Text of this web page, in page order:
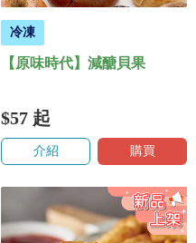
冷凍
【原味時代】減醣貝果
$57 起
介紹 購買